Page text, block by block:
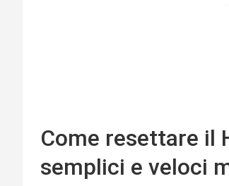
Come resettare il
semplici e veloci